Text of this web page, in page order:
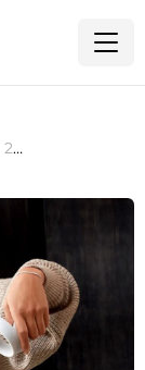
Вечір пʼятниці: найкращі ігри Meta Quest 2 – осінь 2023